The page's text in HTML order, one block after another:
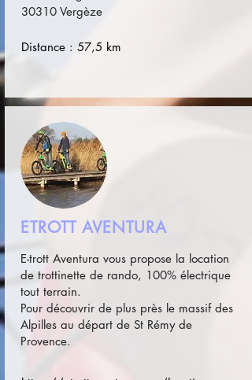
30310 Vergèze
Distance : 57,5 km
ETROTT AVENTURA
E-trott Aventura vous propose la location
de trottinette de rando, 100% électrique
tout terrain.
Pour découvrir de plus près le massif des
Alpilles au départ de St Rémy de
Provence.